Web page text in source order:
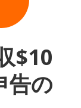
$10
告の